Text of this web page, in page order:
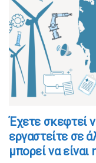
​​Έχετε σκεφτεί
εργαστείτε σε
μπορεί να είναι